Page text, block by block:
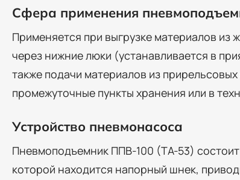
Сфера применения
Применяется при выгрузке материалов из
через нижние люки (устанавливается в
также подачи материалов из
промежуточные пункты хранения или в
Устройство пневмонасоса
Пневмоподъемник ППВ-100 (ТА-53)
которой находится напорный шнек,